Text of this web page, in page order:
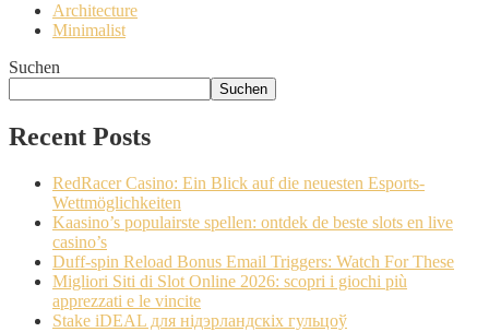
Architecture
Minimalist
Suchen
Suchen
Recent Posts
RedRacer Casino: Ein Blick auf die neuesten Esports-
Wettmöglichkeiten
Kaasino’s populairste spellen: ontdek de beste slots en live
casino’s
Duff-spin Reload Bonus Email Triggers: Watch For These
Migliori Siti di Slot Online 2026: scopri i giochi più
apprezzati e le vincite
Stake iDEAL для нідэрландскіх гульцоў